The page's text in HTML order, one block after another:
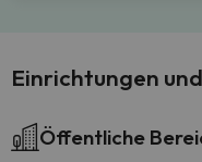
Einrichtungen
Öffentliche